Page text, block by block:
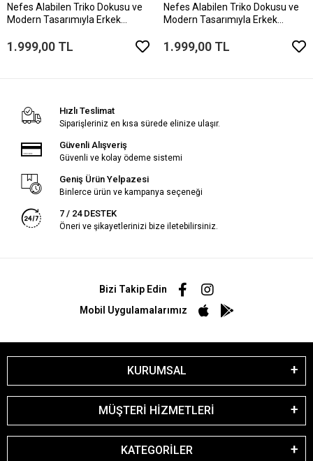
Nefes Alabilen Triko Dokusu ve
Modern Tasarımıyla Erkek
1.999,00 TL
Nefes Alabilen Triko Dokusu ve
Modern Tasarımıyla Erkek
1.999,00 TL
Hızlı Teslimat
Siparişleriniz en kısa sürede elinize ulaşır.
Güvenli Alışveriş
Güvenli ve kolay ödeme sistemi
Geniş Ürün Yelpazesi
Binlerce ürün ve kampanya seçeneği
7 / 24 DESTEK
Öneri ve şikayetlerinizi bize iletebilirsiniz.
Bizi Takip Edin
Mobil Uygulamalarımız
KURUMSAL
MÜŞTERİ HİZMETLERİ
KATEGORİLER